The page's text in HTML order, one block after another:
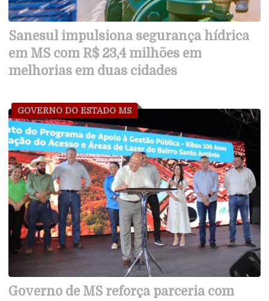
Sanesul impulsiona segurança hídrica
em MS com R$ 23,4 milhões em
melhorias em duas cidades
GOVERNO DO ESTADO MS
Governo de MS reforça parceria com